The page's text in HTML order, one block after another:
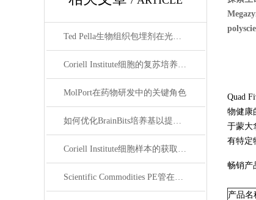
Ted Pella生物组织包埋剂在光镜与电镜联用技术中的应用
Coriell Institute细胞的复苏培养与质量控制规范
MolPort在药物研发中的关键角色
如何优化BrainBits培养基以提高实验效果？
Coriell Institute细胞样本的获取与应用指南
Scientific Commodities PE管在环保实验中的作用
Quad
物健康
于蒙大
有特定
畅销产
产品名